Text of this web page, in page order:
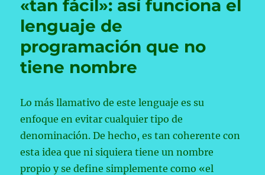
«tan fácil»: así funciona el
lenguaje de
programación que no
tiene nombre
Lo más llamativo de este lenguaje es su
enfoque en evitar cualquier tipo de
denominación. De hecho, es tan coherente con
esta idea que ni siquiera tiene un nombre
propio y se define simplemente como «el